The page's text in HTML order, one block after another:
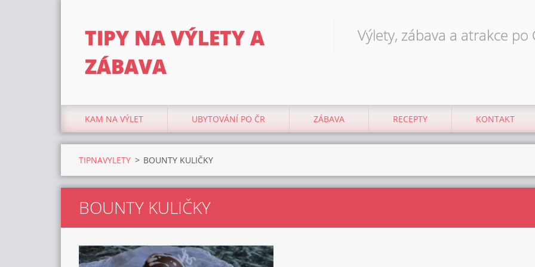
TIPY NA VÝLETY A
ZÁBAVA
Výlety, zábava a atrakce po
KAM NA VÝLET UBYTOVÁNÍ PO ČR ZÁBAVA RECEPTY KONTAKT
TIPNAVYLETY > BOUNTY KULIČKY
BOUNTY KULIČKY